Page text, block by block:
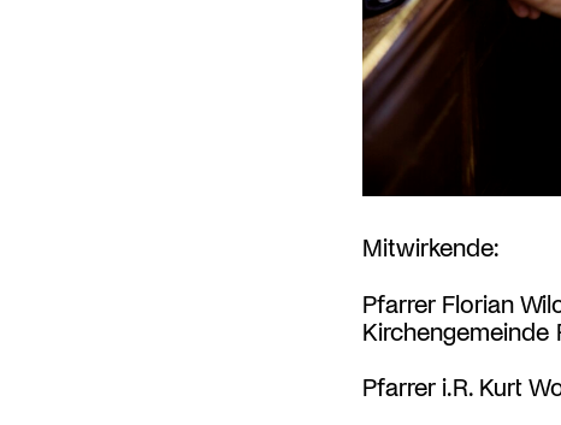
Mitwirkende:
Pfarrer Florian
Kirchengemeinde
Pfarrer i.R. Kurt